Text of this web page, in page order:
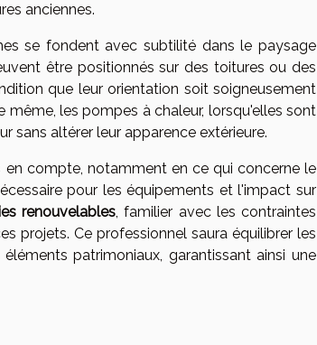
anciennes.
se fondent avec subtilité dans le paysage
être positionnés sur des toitures ou des
que leur orientation soit soigneusement
les pompes à chaleur, lorsqu'elles sont
sans altérer leur apparence extérieure.
compte, notamment en ce qui concerne le
pour les équipements et l'impact sur
renouvelables, familier avec les contraintes
projets. Ce professionnel saura équilibrer les
patrimoniaux, garantissant ainsi une